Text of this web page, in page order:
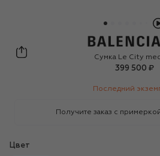
Balenciaga
Сумка Le City
399 500 ₽
Последний
Получите заказ с
Цвет